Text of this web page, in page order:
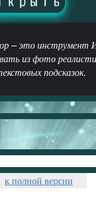
– это
из фото
подсказок.
к полной версии